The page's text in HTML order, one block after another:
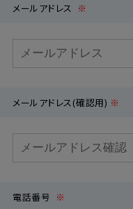
メールアドレス ※
メールアドレス(確認用) ※
電話番号 ※